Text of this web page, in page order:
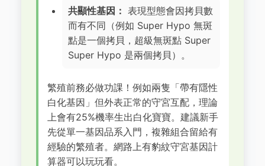
共顯性基因： 表現型態會因拷貝數
而有不同（例如 Super Hypo 無斑
點是一個拷貝，超級無斑點 Super
Super Hypo 是兩個拷貝）。
繁殖前務必做功課！例如兩隻「帶有隱性
白化基因」但外表正常的守宮互配，理論
上會有25%機率生出白化寶寶。建議新手
先從單一基因品系入門，複雜組合留給有
經驗的繁殖者。網路上有豹紋守宮基因計
算器可以玩玩看。